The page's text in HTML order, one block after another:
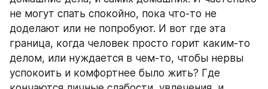
не могут спать спокойно, пока что-то не
доделают или не попробуют. И вот где эта
граница, когда человек просто горит каким-то
делом, или нуждается в чем-то, чтобы нервы
успокоить и комфортнее было жить? Где